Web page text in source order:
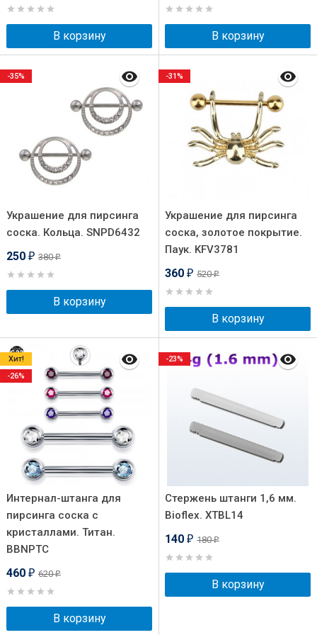
В корзину В корзину
Украшение для пирсинга
соска. Кольца. SNPD6432
250 ₽ 380₽
В корзину
-35%
Украшение для пирсинга
соска, золотое покрытие.
Паук. KFV3781
360 ₽ 520₽
В корзину
-31%
Интернал-штанга для
пирсинга соска с
кристаллами. Титан.
BBNPTC
460 ₽ 620₽
В корзину
Хит!
-26%
Стержень штанги 1,6 мм.
Bioflex. XTBL14
140 ₽ 180₽
В корзину
-23%